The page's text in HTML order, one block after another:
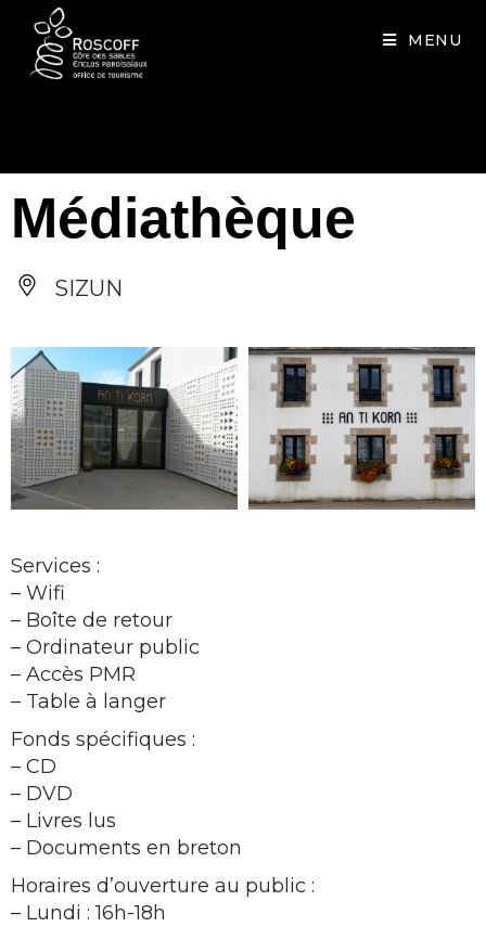
MENU
Médiathèque
SIZUN
Services :
– Wifi
– Boîte de retour
– Ordinateur public
– Accès PMR
– Table à langer
Fonds spécifiques :
– CD
– DVD
– Livres lus
– Documents en breton
Horaires d’ouverture au public :
– Lundi : 16h-18h
Cookies management panel